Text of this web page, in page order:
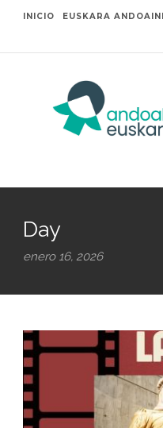
INICIO EUSKARA
Day
enero 16, 2026